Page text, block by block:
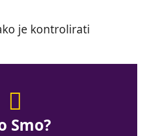
je kontrolirati
Smo?